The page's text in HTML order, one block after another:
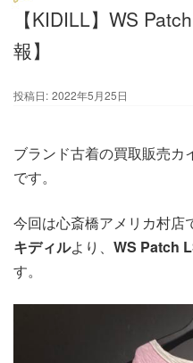
【KIDILL】WS
報】
投稿日: 2022年5月25日
ブランド古着の買取販売カ
です。
今回は心斎橋アメリカ村店
キディルより、 WS Patch
す。